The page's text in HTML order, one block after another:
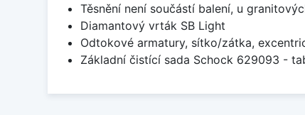
Těsnění není součástí balení, u
Diamantový vrták SB Light
Odtokové armatury, sítko/zátka,
Základní čistící sada Schock 629093 -